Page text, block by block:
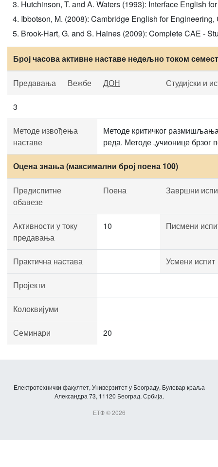
Hutchinson, T. and A. Waters (1993): Interface English
Ibbotson, M. (2008): Cambridge English for
Brook-Hart, G. and S. Haines (2009): Complete CAE -
Број часова активне наставе недељно током
Предавања Вежбе ДОН Студијски и
3
Методе извођења
наставе
Методе критичког
реда. Методе „учионице брзог
Оцена знања (максимални број поена 100)
Предиспитне
обавезе
Поена Завршни
Активности у току
предавања
10 Писмени
Практична настава Усмени испит
Пројекти
Колоквијуми
Семинари 20
Електротехнички факултет, Универзитет у Београду, Булевар краља
Александра 73, 11120 Београд, Србија.
ЕТФ © 2026